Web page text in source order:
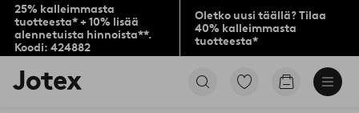
25% kalleimmasta
tuotteesta* + 10% lisää
alennetuista hinnoista**.
Koodi: 424882
Oletko uusi täällä? Tilaa
40% kalleimmasta
tuotteesta*
Jotex-
logo
Siirry
Siirry